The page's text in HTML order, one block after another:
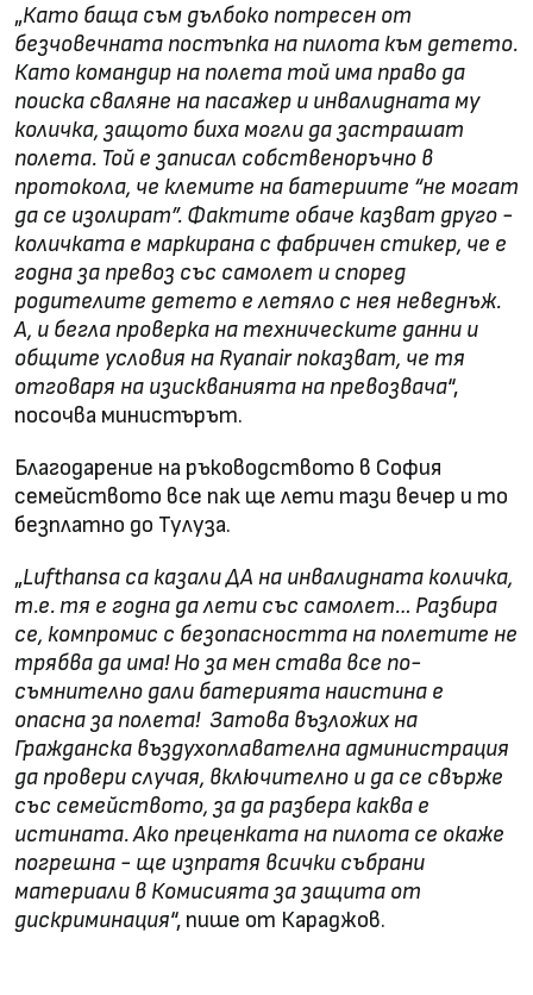
„Като баща съм дълбоко потресен от
безчовечната постъпка на пилота към детето.
Като командир на полета той има право да
поиска сваляне на пасажер и инвалидната му
количка, защото биха могли да застрашат
полета. Той е записал собственоръчно в
протокола, че клемите на батериите “не могат
да се изолират”. Фактите обаче казват друго -
количката е маркирана с фабричен стикер, че е
годна за превоз със самолет и според
родителите детето е летяло с нея неведнъж.
А, и бегла проверка на техническите данни и
общите условия на Ryanair показват, че тя
отговаря на изискванията на превозвача“,
посочва министърът.
Благодарение на ръководството в София
семейството все пак ще лети тази вечер и то
безплатно до Тулуза.
„Lufthansa са казали ДА на инвалидната количка,
т.е. тя е годна да лети със самолет… Разбира
се, компромис с безопасността на полетите не
трябва да има! Но за мен става все по-
съмнително дали батерията наистина е
опасна за полета! Затова възложих на
Гражданска въздухоплавателна администрация
да провери случая, включително и да се свърже
със семейството, за да разбера каква е
истината. Ако преценката на пилота се окаже
погрешна - ще изпратя всички събрани
материали в Комисията за защита от
дискриминация“, пише от Караджов.